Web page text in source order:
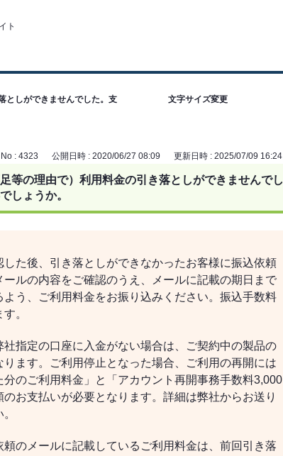
文字サイズ変更
としができませんでした。支
No : 4323 公開日時 : 2020/06/27 08:09 更新日時 : 2025/07/09 16:24
等の理由で）利用料金の引き落としができませんでし
しょうか。
た後、引き落としができなかったお客様に振込依頼
ルの内容をご確認のうえ、メールに記載の期日まで
う、ご利用料金をお振り込みください。振込手数料
。
社指定の口座に入金がない場合は、ご契約中の製品の
ます。ご利用停止となった場合、ご利用の再開には
分のご利用料金」と「アカウント再開事務手数料3,000
お支払いが必要となります。詳細は弊社からお送り
のメールに記載しているご利用料金は、前回引き落